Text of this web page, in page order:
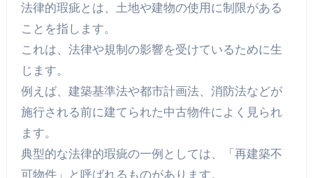
法律的瑕疵とは、土地や建物の使用に制限がある
ことを指します。
これは、法律や規制の影響を受けているために生
じます。
例えば、建築基準法や都市計画法、消防法などが
施行される前に建てられた中古物件によく見られ
ます。
典型的な法律的瑕疵の一例としては、「再建築不
可物件」と呼ばれるものがあります。